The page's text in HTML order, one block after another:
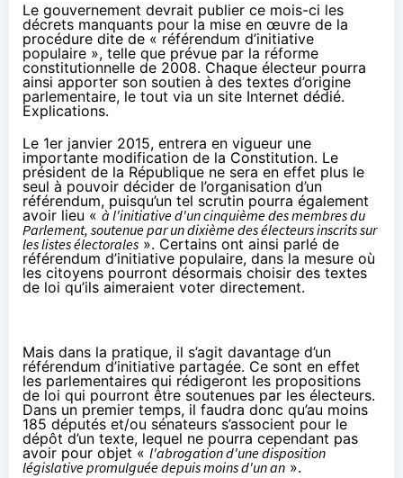
Le gouvernement devrait publier ce mois-ci les
décrets manquants pour la mise en œuvre de la
procédure dite de « référendum d’initiative
populaire », telle que prévue par la réforme
constitutionnelle de 2008. Chaque électeur pourra
ainsi apporter son soutien à des textes d’origine
parlementaire, le tout via un site Internet dédié.
Explications.
Le 1er janvier 2015, entrera en vigueur une
importante modification de la Constitution. Le
président de la République ne sera en effet plus le
seul à pouvoir décider de l’organisation d’un
référendum, puisqu’un tel scrutin pourra également
avoir lieu « à l'initiative d'un cinquième des membres du
Parlement, soutenue par un dixième des électeurs inscrits sur
les listes électorales ». Certains ont ainsi parlé de
référendum d’initiative populaire, dans la mesure où
les citoyens pourront désormais choisir des textes
de loi qu’ils aimeraient voter directement.
Mais dans la pratique, il s’agit davantage d’un
référendum d’initiative partagée. Ce sont en effet
les parlementaires qui rédigeront les propositions
de loi qui pourront être soutenues par les électeurs.
Dans un premier temps, il faudra donc qu’au moins
185 députés et/ou sénateurs s’associent pour le
dépôt d’un texte, lequel ne pourra cependant pas
avoir pour objet « l'abrogation d'une disposition
législative promulguée depuis moins d'un an ».